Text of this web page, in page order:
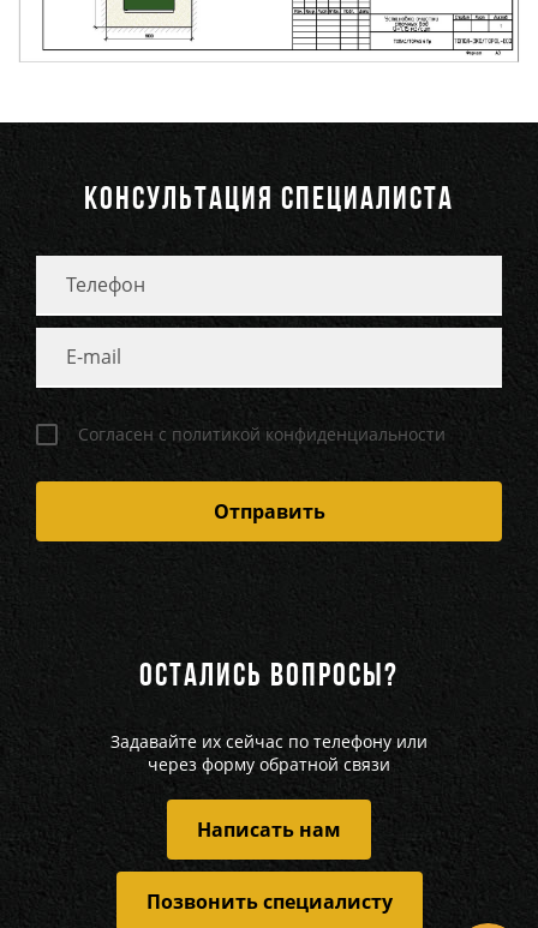
КОНСУЛЬТАЦИЯ СПЕЦИАЛИСТА
Согласен с политикой конфиденциальности
ОСТАЛИСЬ ВОПРОСЫ?
Задавайте их сейчас по телефону или
через форму обратной связи
Написать нам
Позвонить специалисту